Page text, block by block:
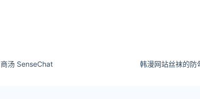
商汤 SenseChat